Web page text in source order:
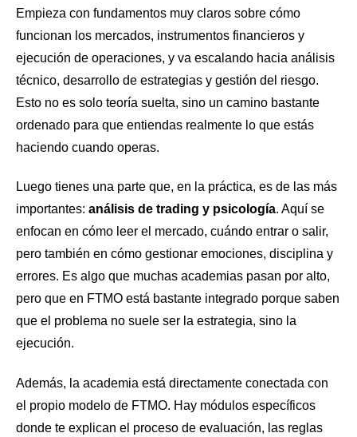
Empieza con fundamentos muy claros sobre cómo
funcionan los mercados, instrumentos financieros y
ejecución de operaciones, y va escalando hacia análisis
técnico, desarrollo de estrategias y gestión del riesgo.
Esto no es solo teoría suelta, sino un camino bastante
ordenado para que entiendas realmente lo que estás
haciendo cuando operas.
Luego tienes una parte que, en la práctica, es de las más
importantes: análisis de trading y psicología. Aquí se
enfocan en cómo leer el mercado, cuándo entrar o salir,
pero también en cómo gestionar emociones, disciplina y
errores. Es algo que muchas academias pasan por alto,
pero que en FTMO está bastante integrado porque saben
que el problema no suele ser la estrategia, sino la
ejecución.
Además, la academia está directamente conectada con
el propio modelo de FTMO. Hay módulos específicos
donde te explican el proceso de evaluación, las reglas